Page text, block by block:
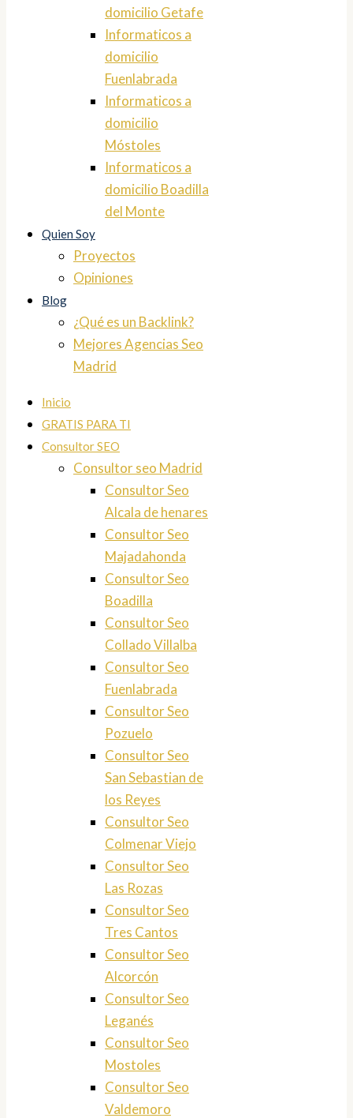
domicilio Getafe
Informaticos a
domicilio
Fuenlabrada
Informaticos a
domicilio
Móstoles
Informaticos a
domicilio Boadilla
del Monte
Quien Soy
Proyectos
Opiniones
Blog
¿Qué es un Backlink?
Mejores Agencias Seo
Madrid
Inicio
GRATIS PARA TI
Consultor SEO
Consultor seo Madrid
Consultor Seo
Alcala de henares
Consultor Seo
Majadahonda
Consultor Seo
Boadilla
Consultor Seo
Collado Villalba
Consultor Seo
Fuenlabrada
Consultor Seo
Pozuelo
Consultor Seo
San Sebastian de
los Reyes
Consultor Seo
Colmenar Viejo
Consultor Seo
Las Rozas
Consultor Seo
Tres Cantos
Consultor Seo
Alcorcón
Consultor Seo
Leganés
Consultor Seo
Mostoles
Consultor Seo
Valdemoro